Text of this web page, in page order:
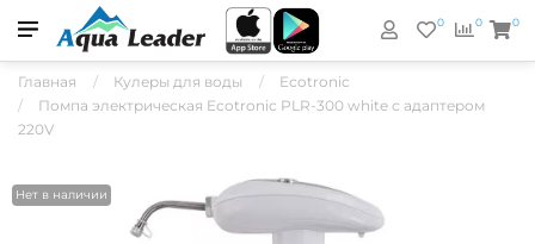
0
0 0
Главная Кулеры для воды
Ecotronic
Помпа электрическая Ecotronic PLR-300 white с адаптером
220V
Нет в наличии